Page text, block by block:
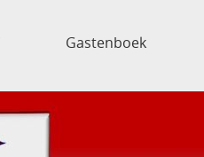
Gastenboek